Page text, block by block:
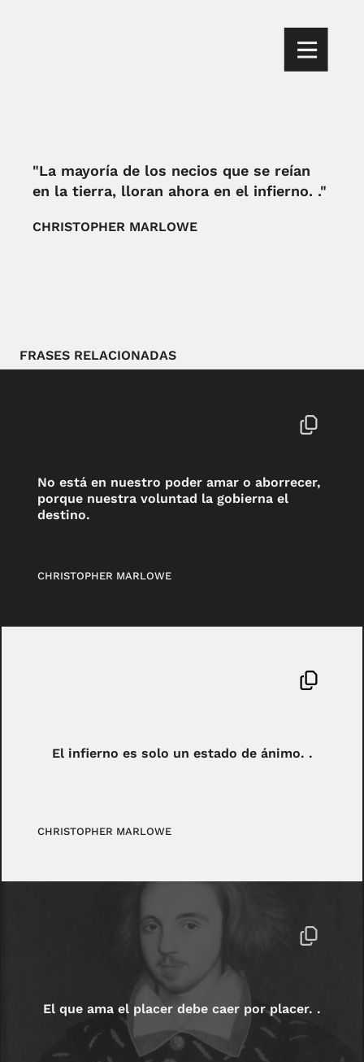
"La mayoría de los necios que se reían
en la tierra, lloran ahora en el infierno. ."
CHRISTOPHER MARLOWE
FRASES RELACIONADAS
No está en nuestro poder amar o aborrecer,
porque nuestra voluntad la gobierna el
destino.
CHRISTOPHER MARLOWE
El infierno es solo un estado de ánimo. .
CHRISTOPHER MARLOWE
El que ama el placer debe caer por placer. .